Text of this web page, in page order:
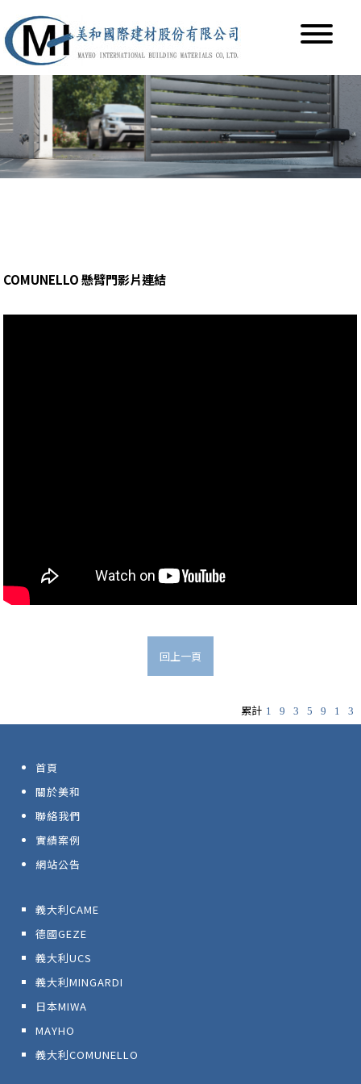
COMUNELLO 懸臂門影片連結
回上一頁
累計 1 9 3 5 9 1 3
首頁
關於美和
聯絡我們
實績案例
網站公告
義大利CAME
德國GEZE
義大利UCS
義大利MINGARDI
日本MIWA
MAYHO
義大利COMUNELLO